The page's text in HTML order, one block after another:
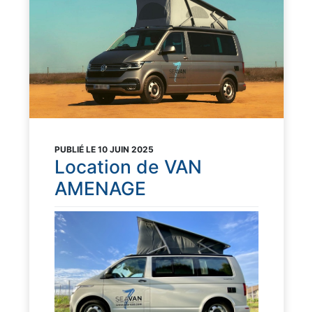
PUBLIÉ LE 10 JUIN 2025
Location de VAN
AMENAGE